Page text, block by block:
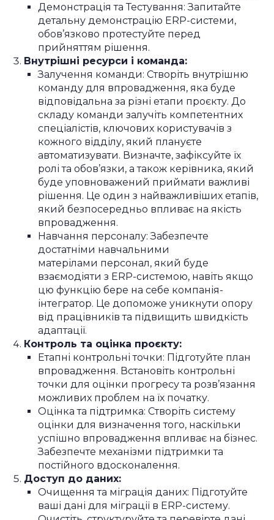
Демонстрація та Тестування: Запитайте
детальну демонстрацію ERP-системи,
обов’язково протестуйте перед
прийняттям рішення.
Внутрішні ресурси і команда:
Залучення команди: Створіть внутрішню
команду для впровадження, яка буде
відповідальна за різні етапи проєкту. До
складу команди залучіть компетентних
спеціалістів, ключових користувачів з
кожного відділу, який плануєте
автоматизувати. Визначте, зафіксуйте їх
ролі та обов’язки, а також керівника, який
буде уповноважений приймати важливі
рішення. Це один з найважливіших етапів,
який безпосередньо впливає на якість
впровадження.
Навчання персоналу: Забезпечте
достатніми навчальними
матерілами персонал, який буде
взаємодіяти з ERP-системою, навіть якщо
цю функцію бере на себе компанія-
інтегратор. Це допоможе уникнути опору
від працівників та підвищить швидкість
адаптації.
Контроль та оцінка проєкту:
Етапні контрольні точки: Підготуйте план
впровадження. Встановіть контрольні
точки для оцінки прогресу та розв’язання
можливих проблем на їх початку.
Оцінка та підтримка: Створіть систему
оцінки для визначення того, наскільки
успішно впровадження впливає на бізнес.
Забезпечте механізми підтримки та
постійного вдосконалення.
Доступ до даних:
Очищення та міграція даних: Підготуйте
ваші дані для міграції в ERP-систему.